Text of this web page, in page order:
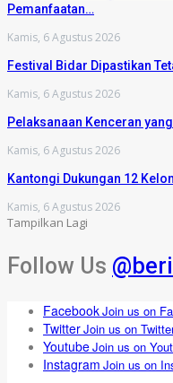
Pemanfaatan…
Kamis, 6 Agustus 2026
Festival Bidar Dipastikan
Kamis, 6 Agustus 2026
Pelaksanaan Kenceran
Kamis, 6 Agustus 2026
Kantongi Dukungan 12
Kamis, 6 Agustus 2026
Tampilkan Lagi
Follow Us
FacebookJoin us on
TwitterJoin us on
YoutubeJoin us on
Instagram Join us on